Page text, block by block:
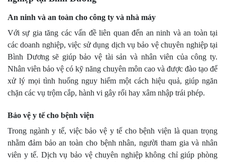
An ninh và an toàn cho công ty và nhà máy
Với sự gia tăng các vấn đề liên quan đến an ninh và an toàn tại
các doanh nghiệp, việc sử dụng dịch vụ bảo vệ chuyên nghiệp tại
Bình Dương sẽ giúp bảo vệ tài sản và nhân viên của công ty.
Nhân viên bảo vệ có kỹ năng chuyên môn cao và được đào tạo để
xử lý mọi tình huống nguy hiểm một cách hiệu quả, giúp ngăn
chặn các vụ trộm cắp, hành vi gây rối hay xâm nhập trái phép.
Bảo vệ y tế cho bệnh viện
Trong ngành y tế, việc bảo vệ y tế cho bệnh viện là quan trọng
nhằm đảm bảo an toàn cho bệnh nhân, người tham gia và nhân
viên y tế. Dịch vụ bảo vệ chuyên nghiệp không chỉ giúp phòng